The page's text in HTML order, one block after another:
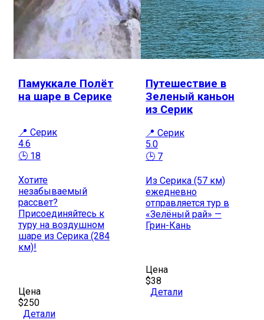
Памуккале Полёт
на шаре в Серике
📍 Серик
4.6
🕒 18
Хотите
незабываемый
рассвет?
Присоединяйтесь к
туру на воздушном
шаре из Серика (284
км)!
Цена
$250
Детали
Путешествие в
Зеленый каньон
из Серик
📍 Серик
5.0
🕒 7
Из Серика (57 км)
ежедневно
отправляется тур в
«Зелёный рай» —
Грин-Кань
Цена
$38
Детали